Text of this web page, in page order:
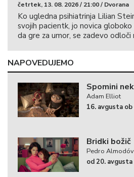
četrtek, 13. 08. 2026 / 21:00 / Dvorana
Ko ugledna psihiatrinja Lilian
svojih pacientk, jo novica
da gre za umor, se zadevo odloči
NAPOVEDUJEMO
Spomini
Adam Elliot
16. avgusta
Bridki božič
Pedro
od 20. avgusta